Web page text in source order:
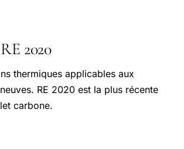
2020
thermiques applicables aux
RE 2020 est la plus récente
carbone.